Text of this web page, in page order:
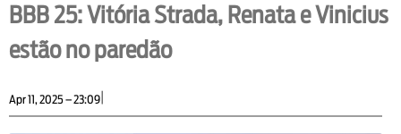
BBB 25: Vitória Strada, Renata e Vinicius
estão no paredão
Apr 11, 2025 – 23:09|